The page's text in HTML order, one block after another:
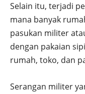
Selain itu, terjadi
mana banyak
pasukan militer
dengan pakaian
rumah, toko, dan
Serangan militer